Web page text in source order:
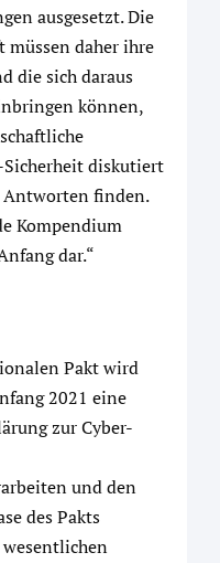
ausgesetzt. Die
müssen daher ihre
die sich daraus
können,
Sicherheit diskutiert
finden.
Kompendium
dar.“
Pakt wird
2021 eine
zur Cyber-
und den
des Pakts